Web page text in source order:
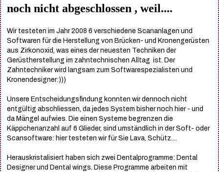
noch nicht abgeschlossen , weil....
Wir testeten im Jahr 2008 6 verschiedene Scananlagen und
Softwaren für die Herstellung von Brücken- und Kronengerüsten
aus Zirkonoxid, was eines der neuesten Techniken der
Gerüstherstellung im zahntechnischen Alltag ist. Der
Zahntechniker wird langsam zum Softwarespezialisten und
Kronendesigner:)))
Unsere Entscheidungsfindung konnten wir dennoch nicht
entgültig abschliessen, da jedes System bisher noch hier - und
da Mängel aufwies. Die einen Systeme begrenzen die
Käppchenanzahl auf 6 Glieder, sind umständlich in der Soft- oder
Scansoftware: hier testeten wir für Sie Lava, Schütz....
Herauskristalisiert haben sich zwei Dentalprogramme: Dental
Designer und Dental wings. Diese Programme arbeiten mit